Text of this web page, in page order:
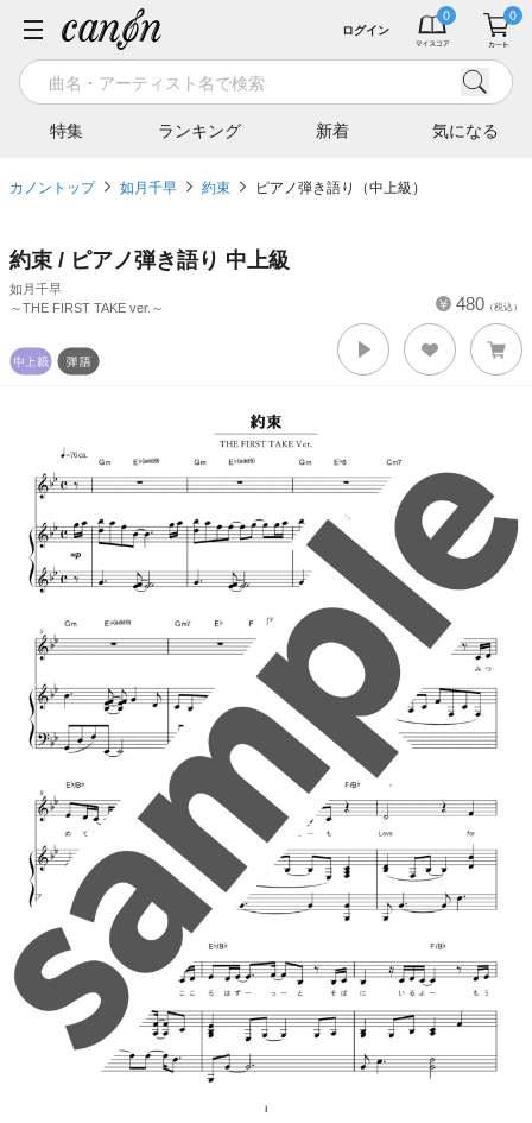
特集 ランキング 新着 気になる
ログイン
カノントップ 如月千早 約束 ピアノ弾き語り（中上級）
約束 / ピアノ弾き語り 中上級
如月千早
～THE FIRST TAKE ver.～
480 （税込）